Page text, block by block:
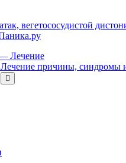
вегетососудистой
причины, синдромы